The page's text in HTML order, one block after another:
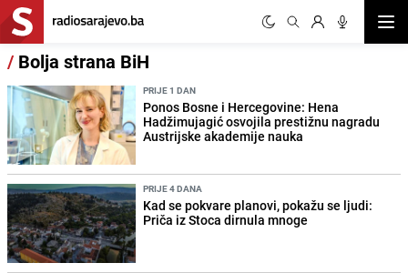
/ Bolja strana BiH
PRIJE 1 DAN
Ponos Bosne i Hercegovine: Hena
Hadžimujagić osvojila prestižnu nagradu
Austrijske akademije nauka
PRIJE 4 DANA
Kad se pokvare planovi, pokažu se ljudi:
Priča iz Stoca dirnula mnoge